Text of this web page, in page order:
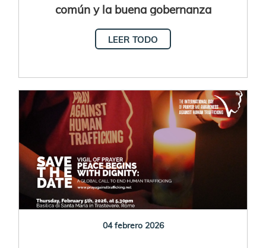
común y la buena gobernanza
LEER TODO
04 febrero 2026